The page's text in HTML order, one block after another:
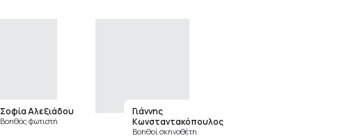
Σοφία Αλεξιάδου
Βοηθός φωτιστή
Γιάννης
Κωνσταντακόπουλος
Βοηθοί σκηνοθέτη